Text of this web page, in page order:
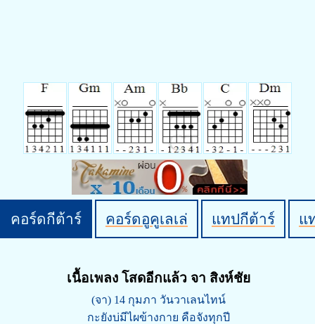
คอร์ดกีต้าร์ คอร์ดอูคูเลเล่ แทปกีต้าร์ แ
เนื้อเพลง โสดอีกแล้ว จา สิงห์ชัย
(จา) 14 กุมภา วันวาเลนไทน์
กะยังบ่มีไผข้างกาย คือจังทุกปี